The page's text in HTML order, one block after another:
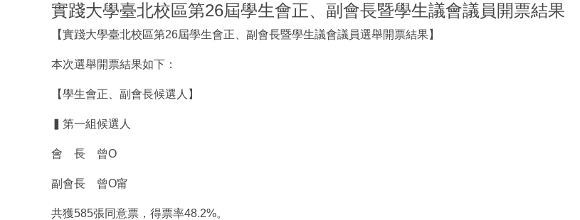
實踐大學臺北校區第26屆學生會正、副會長暨學生議會議員開票結果
【實踐大學臺北校區第26屆學生會正、副會長暨學生議會議員選舉開票結果】
本次選舉開票結果如下：
【學生會正、副會長候選人】
▍第一組候選人
會 長 曾O
副會長 曾O甯
共獲585張同意票，得票率48.2%。